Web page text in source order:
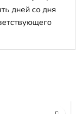
дней со дня